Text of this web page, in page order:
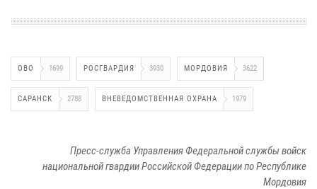
ОВО 1699 РОСГВАРДИЯ 3930 МОРДОВИЯ 3622
САРАНСК 2788 ВНЕВЕДОМСТВЕННАЯ ОХРАНА 1979
Пресс-служба Управления Федеральной службы войск
национальной гвардии Российской Федерации по Республике
Мордовия